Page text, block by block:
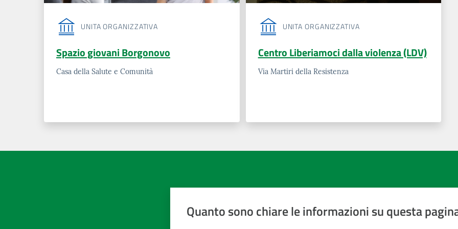
UNITA ORGANIZZATIVA
Spazio giovani Borgonovo
Casa della Salute e Comunità
UNITA ORGANIZZATIVA
Centro Liberiamoci dalla violenza (LDV)
Via Martiri della Resistenza
Quanto sono chiare le informazioni su questa